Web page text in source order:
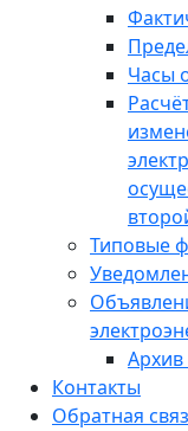
Часы
Типовые
Контакты
Обратная